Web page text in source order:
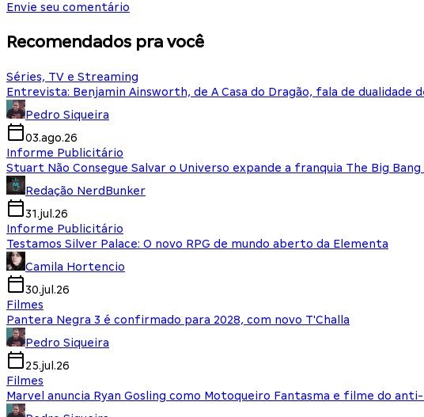
Envie seu comentário
Recomendados pra você
Séries, TV e Streaming
Entrevista: Benjamin Ainsworth, de A Casa do Dragão, fala de dualidade
Pedro Siqueira
03.ago.26
Informe Publicitário
Stuart Não Consegue Salvar o Universo expande a franquia The Big
Redação NerdBunker
31.jul.26
Informe Publicitário
Testamos Silver Palace: O novo RPG de mundo aberto da Elementa
Camila Hortencio
30.jul.26
Filmes
Pantera Negra 3 é confirmado para 2028, com novo T'Challa
Pedro Siqueira
25.jul.26
Filmes
Marvel anuncia Ryan Gosling como Motoqueiro Fantasma e filme do